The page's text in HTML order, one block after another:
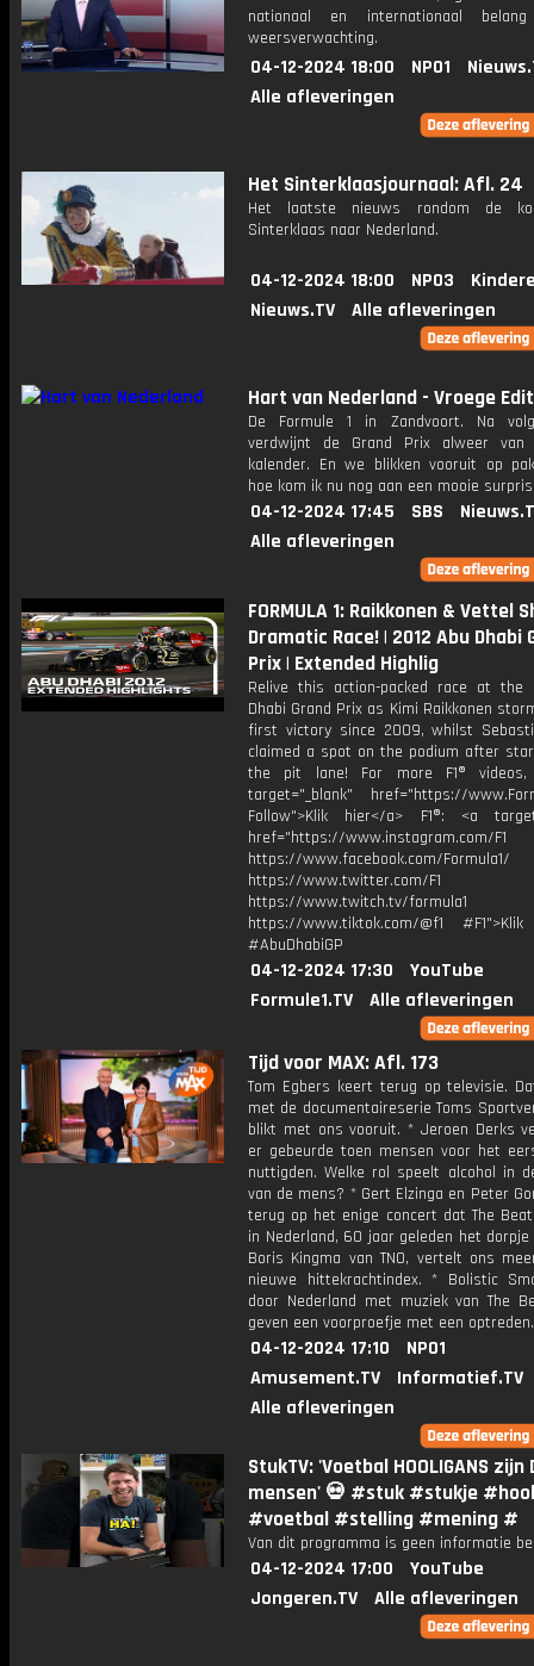
nationaal en internationaal
weersverwachting.
04-12-2024 18:00 NPO1
Alle afleveringen
Het Sinterklaasjournaal: Afl. 24
Het laatste nieuws rondom de
Sinterklaas naar Nederland.
04-12-2024 18:00 NPO3
Nieuws.TV
Alle afleveringen
Hart van Nederland - Vroege
De Formule 1 in Zandvoort. Na
verdwijnt de Grand Prix alweer van
kalender. En we blikken vooruit op
hoe kom ik nu nog aan een mooie
04-12-2024 17:45 SBS
Alle afleveringen
FORMULA 1: Raikkonen & Vettel
Dramatic Race! | 2012 Abu Dhabi
Prix | Extended Highlig
Relive this action-packed race at the
Dhabi Grand Prix as Kimi Raikkonen
first victory since 2009, whilst
claimed a spot on the podium after
the pit lane! For more F1®
target="_blank" href="https://
Follow">Klik hier</a> F1®: <a
href="https://www.instagram.com/F1
https://www.facebook.com/Formula1/
https://www.twitter.com/F1
https://www.twitch.tv/formula1
https://www.tiktok.com/@f1
#AbuDhabiGP
04-12-2024 17:30
YouTube
Formule1.TV
Alle afleveringen
Tijd voor MAX: Afl. 173
Tom Egbers keert terug op televisie.
met de documentaireserie Toms
blikt met ons vooruit. * Jeroen Derks
er gebeurde toen mensen voor het
nuttigden. Welke rol speelt alcohol in
van de mens? * Gert Elzinga en Peter
terug op het enige concert dat The
in Nederland, 60 jaar geleden het dorpje
Boris Kingma van TNO, vertelt ons
nieuwe hittekrachtindex. * Bolistic
door Nederland met muziek van The
geven een voorproefje met een optreden.
04-12-2024 17:10
NPO1
Amusement.TV
Informatief.TV
Alle afleveringen
StukTV: 'Voetbal HOOLIGANS zijn
mensen' 💀 #stuk #stukje
#voetbal #stelling #mening #
Van dit programma is geen informatie
04-12-2024 17:00
YouTube
Jongeren.TV
Alle afleveringen